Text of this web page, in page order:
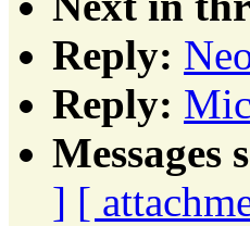
Reply:
Reply:
Messages
] [